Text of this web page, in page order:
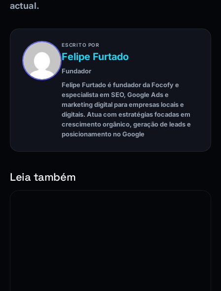
actual.
ESCRITO POR
Felipe Furtado
Fundador
Felipe Furtado é fundador da Focofy e
especialista em SEO, Google Ads e
marketing digital para empresas locais e
digitais. Atua com estratégias focadas em
crescimento orgânico, geração de leads e
posicionamento no Google
Leia também